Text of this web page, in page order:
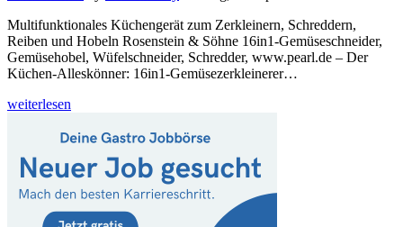
Multifunktionales Küchengerät zum Zerkleinern, Schreddern,
Reiben und Hobeln Rosenstein & Söhne 16in1-Gemüseschneider,
Gemüsehobel, Wüfelschneider, Schredder, www.pearl.de – Der
Küchen-Alleskönner: 16in1-Gemüsezerkleinerer…
weiterlesen